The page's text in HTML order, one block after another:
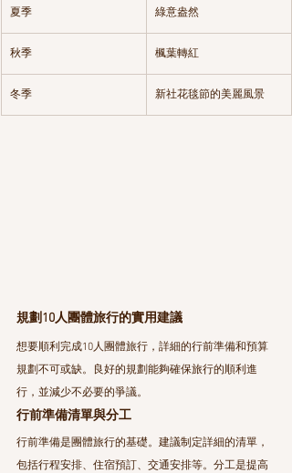
夏季 綠意盎然
秋季 楓葉轉紅
冬季 新社花毯節的美麗風景
規劃10人團體旅行的實用建議
想要順利完成10人團體旅行，詳細的行前準備和預算
規劃不可或缺。良好的規劃能夠確保旅行的順利進
行，並減少不必要的爭議。
行前準備清單與分工
行前準備是團體旅行的基礎。建議制定詳細的清單，
包括行程安排、住宿預訂、交通安排等。分工是提高